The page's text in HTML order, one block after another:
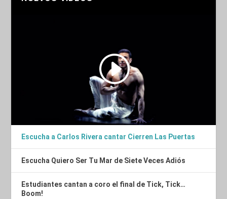
Escucha a Carlos Rivera cantar Cierren Las Puertas
Escucha Quiero Ser Tu Mar de Siete Veces Adiós
Estudiantes cantan a coro el final de Tick, Tick…
Boom!